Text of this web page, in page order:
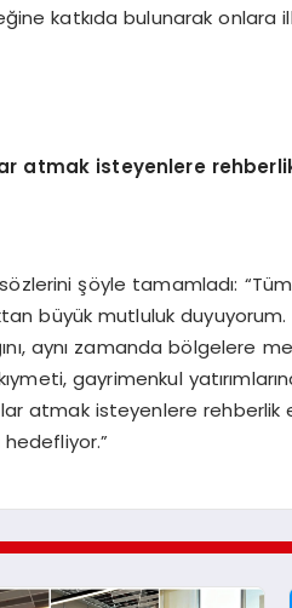
katkıda bulunarak onlara
atmak isteyenlere
şöyle tamamladı:
büyük mutluluk
aynı zamanda bölgelere
gayrimenkul
atmak isteyenlere rehberlik